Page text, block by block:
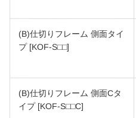
(B)仕切りフレーム 側面タイ
プ [KOF-S□□]
(B)仕切りフレーム 側面Cタ
イプ [KOF-S□□C]